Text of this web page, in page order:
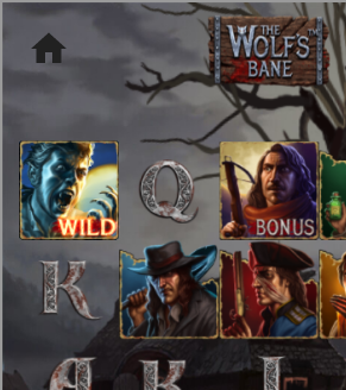
[object HTMLMetaElement]
пополнить счет